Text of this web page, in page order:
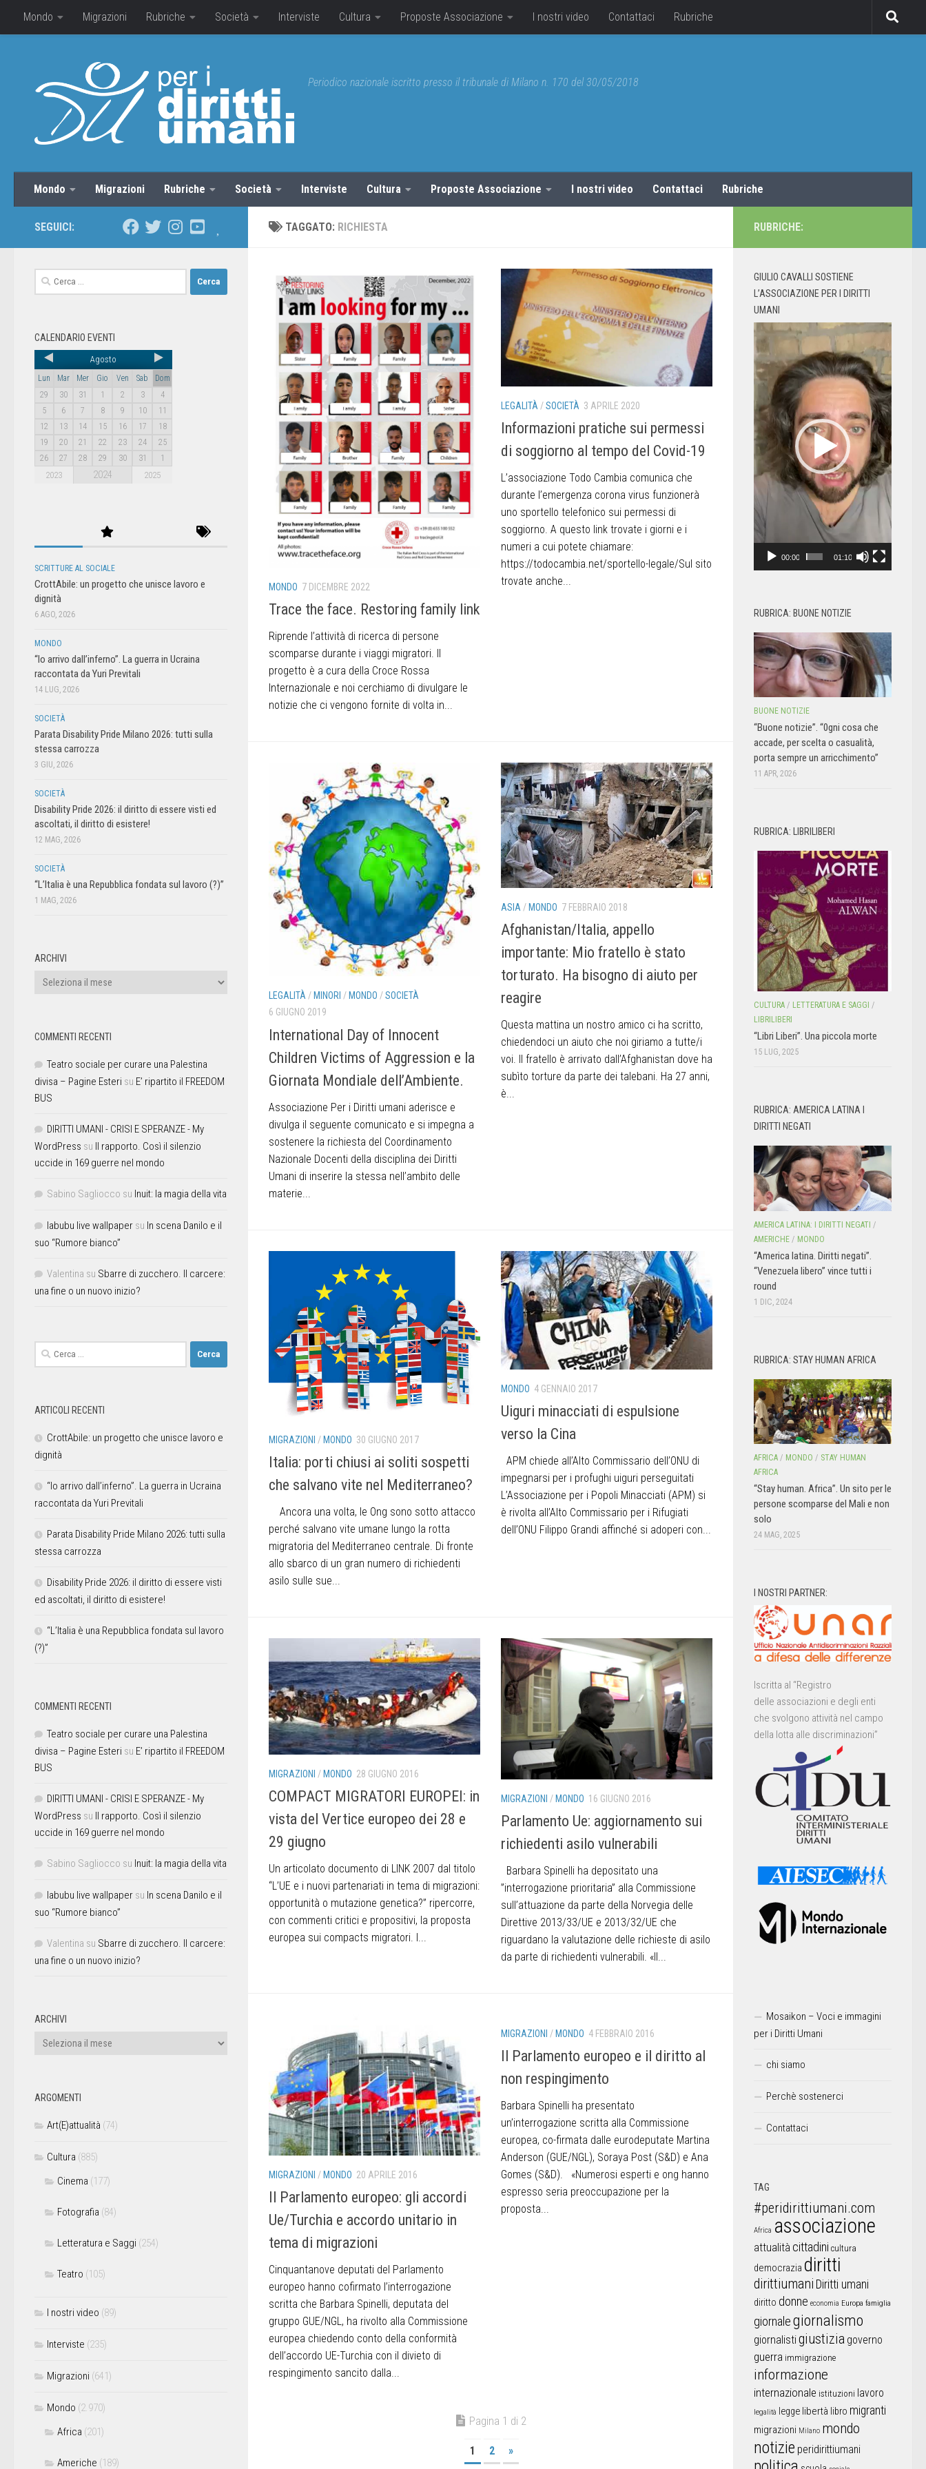
Mondo Migrazioni Rubriche Società Interviste Cultura Proposte Associazione I nostri video Contattaci Rubriche
Periodico nazionale iscritto presso il tribunale di Milano n. 170 del 30/05/2018
Mondo Migrazioni Rubriche Società Interviste Cultura Proposte Associazione I nostri video Contattaci Rubriche
TAGGATO: RICHIESTA
MONDO 7 DICEMBRE 2022
Trace the face. Restoring family link
Riprende l’attività di ricerca di persone
scomparse durante i viaggi migratori. Il
progetto è a cura della Croce Rossa
Internazionale e noi cerchiamo di divulgare le
notizie che ci vengono fornite di volta in...
LEGALITÀ /SOCIETÀ 3 APRILE 2020
Informazioni pratiche sui permessi
di soggiorno al tempo del Covid-19
L’associazione Todo Cambia comunica che
durante l’emergenza corona virus funzionerà
uno sportello telefonico sui permessi di
soggiorno. A questo link trovate i giorni e i
numeri a cui potete chiamare:
https://todocambia.net/sportello-legale/Sul sito
trovate anche...
LEGALITÀ/ MINORI / MONDO /SOCIETÀ
6 GIUGNO 2019
International Day of Innocent
Children Victims of Aggression e la
Giornata Mondiale dell’Ambiente.
Associazione Per i Diritti umani aderisce e
divulga il seguente comunicato e si impegna a
sostenere la richiesta del Coordinamento
Nazionale Docenti della disciplina dei Diritti
Umani di inserire la stessa nell’ambito delle
materie...
ASIA / MONDO 7 FEBBRAIO 2018
Afghanistan/Italia, appello
importante: Mio fratello è stato
torturato. Ha bisogno di aiuto per
reagire
Questa mattina un nostro amico ci ha scritto,
chiedendoci un aiuto che noi giriamo a tutte/i
voi. Il fratello è arrivato dall’Afghanistan dove ha
subìto torture da parte dei talebani. Ha 27 anni,
è...
MIGRAZIONI /MONDO 30 GIUGNO 2017
Italia: porti chiusi ai soliti sospetti
che salvano vite nel Mediterraneo?
Ancora una volta, le Ong sono sotto attacco
perché salvano vite umane lungo la rotta
migratoria del Mediterraneo centrale. Di fronte
allo sbarco di un gran numero di richiedenti
asilo sulle sue...
MONDO 4 GENNAIO 2017
Uiguri minacciati di espulsione
verso la Cina
APM chiede all’Alto Commissario dell’ONU di
impegnarsi per i profughi uiguri perseguitati
L’Associazione per i Popoli Minacciati (APM) si
è rivolta all’Alto Commissario per i Rifugiati
dell’ONU Filippo Grandi affinché si adoperi con...
MIGRAZIONI /MONDO 28 GIUGNO 2016
COMPACT MIGRATORI EUROPEI: in
vista del Vertice europeo dei 28 e
29 giugno
Un articolato documento di LINK 2007 dal titolo
“L’UE e i nuovi partenariati in tema di migrazioni:
opportunità o mutazione genetica?” ripercorre,
con commenti critici e propositivi, la proposta
europea sui compacts migratori. I...
MIGRAZIONI / MONDO 16 GIUGNO 2016
Parlamento Ue: aggiornamento sui
richiedenti asilo vulnerabili
Barbara Spinelli ha depositato una
”interrogazione prioritaria” alla Commissione
sull’attuazione da parte della Norvegia delle
Direttive 2013/33/UE e 2013/32/UE che
riguardano la valutazione delle richieste di asilo
da parte di richiedenti vulnerabili. «Il...
MIGRAZIONI /MONDO 20 APRILE 2016
Il Parlamento europeo: gli accordi
Ue/Turchia e accordo unitario in
tema di migrazioni
Cinquantanove deputati del Parlamento
europeo hanno cofirmato l’interrogazione
scritta che Barbara Spinelli, deputata del
gruppo GUE/NGL, ha rivolto alla Commissione
europea chiedendo conto della conformità
dell’accordo UE-Turchia con il divieto di
respingimento sancito dalla...
MIGRAZIONI / MONDO 4 FEBBRAIO 2016
Il Parlamento europeo e il diritto al
non respingimento
Barbara Spinelli ha presentato
un’interrogazione scritta alla Commissione
europea, co-firmata dalle eurodeputate Martina
Anderson (GUE/NGL), Soraya Post (S&D) e Ana
Gomes (S&D). «Numerosi esperti e ong hanno
espresso seria preoccupazione per la
proposta...
Pagina 1 di 2
1 2 »
SEGUICI:
CALENDARIO EVENTI
Agosto
Lun Mar Mer Gio Ven Sab
Dom
29
30 31 1 2 3
4
5
6 7 8 9 10
11
12
13 14 15 16 17
18
19
20 21 22 23 24
25
26
27 28 29 30 31 1
2023 2024 2025
SCRITTURE AL SOCIALE
CrottAbile: un progetto che unisce lavoro e
dignità
6 AGO, 2026
MONDO
“Io arrivo dall’inferno”. La guerra in Ucraina
raccontata da Yuri Previtali
14 LUG, 2026
SOCIETÀ
Parata Disability Pride Milano 2026: tutti sulla
stessa carrozza
3 GIU, 2026
SOCIETÀ
Disability Pride 2026: il diritto di essere visti ed
ascoltati, il diritto di esistere!
12 MAG, 2026
SOCIETÀ
“L’Italia è una Repubblica fondata sul lavoro (?)”
1 MAG, 2026
ARCHIVI
COMMENTI RECENTI
Teatro sociale per curare una Palestina
divisa – Pagine Esteri su E’ ripartito il FREEDOM
BUS
DIRITTI UMANI - CRISI E SPERANZE - My
WordPress su Il rapporto. Così il silenzio
uccide in 169 guerre nel mondo
Sabino Sagliocco su Inuit: la magia della vita
labubu live wallpaper su In scena Danilo e il
suo “Rumore bianco”
Valentina su Sbarre di zucchero. Il carcere:
una fine o un nuovo inizio?
ARTICOLI RECENTI
CrottAbile: un progetto che unisce lavoro e
dignità
“Io arrivo dall’inferno”. La guerra in Ucraina
raccontata da Yuri Previtali
Parata Disability Pride Milano 2026: tutti sulla
stessa carrozza
Disability Pride 2026: il diritto di essere visti
ed ascoltati, il diritto di esistere!
“L’Italia è una Repubblica fondata sul lavoro
(?)”
COMMENTI RECENTI
Teatro sociale per curare una Palestina
divisa – Pagine Esteri su E’ ripartito il FREEDOM
BUS
DIRITTI UMANI - CRISI E SPERANZE - My
WordPress su Il rapporto. Così il silenzio
uccide in 169 guerre nel mondo
Sabino Sagliocco su Inuit: la magia della vita
labubu live wallpaper su In scena Danilo e il
suo “Rumore bianco”
Valentina su Sbarre di zucchero. Il carcere:
una fine o un nuovo inizio?
ARCHIVI
ARGOMENTI
Art(E)attualità (74)
Cultura (885)
Cinema (177)
Fotografia (84)
Letteratura e Saggi (254)
Teatro (105)
I nostri video (89)
Interviste (235)
Migrazioni (641)
Mondo (2.970)
Africa (201)
Americhe (189)
RUBRICHE:
GIULIO CAVALLI SOSTIENE
L’ASSOCIAZIONE PER I DIRITTI
UMANI
Video
Player
00:00 01:10
RUBRICA: BUONE NOTIZIE
BUONE NOTIZIE
“Buone notizie”. “0gni cosa che
accade, per scelta o casualità,
porta sempre un arricchimento”
11 APR, 2026
RUBRICA: LIBRILIBERI
CULTURA / LETTERATURA E SAGGI /
LIBRILIBERI
“Libri Liberi”. Una piccola morte
15 LUG, 2025
RUBRICA: AMERICA LATINA I
DIRITTI NEGATI
AMERICA LATINA: I DIRITTI NEGATI /
AMERICHE / MONDO
“America latina. Diritti negati”.
“Venezuela libero” vince tutti i
round
1 DIC, 2024
RUBRICA: STAY HUMAN AFRICA
AFRICA / MONDO / STAY HUMAN
AFRICA
“Stay human. Africa”. Un sito per le
persone scomparse del Mali e non
solo
24 MAG, 2025
I NOSTRI PARTNER:
Iscritta al “Registro
delle associazioni e degli enti
che svolgono attività nel campo
della lotta alle discriminazioni”
Mosaikon – Voci e immagini
per i Diritti Umani
chi siamo
Perchè sostenerci
Contattaci
TAG
#peridirittiumani.com
Africa associazione
attualità cittadini cultura
democrazia diritti
dirittiumani Diritti umani
diritto donne economia Europa famiglia
giornalegiornalismo
giornalistigiustizia governo
guerra immigrazione
informazione
internazionale istituzioni lavoro
legalità legge libertà libro migranti
migrazioni Milano mondo
notizie peridirittiumani